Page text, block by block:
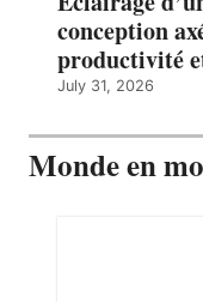
conception
productivité
July 31, 2026
Monde en